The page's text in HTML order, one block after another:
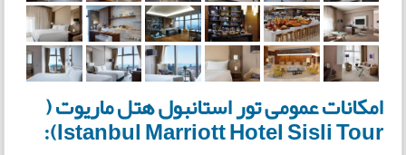
امکانات عمومی تور استانبول هتل ماریوت (
Istanbul Marriott Hotel Sisli Tour):